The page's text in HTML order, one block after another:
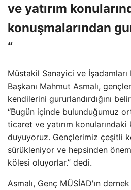
ve yatırım
konuşmalarından
“
Müstakil Sanayici ve İşadamları
Başkanı Mahmut Asmalı,
kendilerini gururlandırdığını
“Bugün içinde bulunduğumuz
ticaret ve yatırım
duyuyoruz. Gençlerimiz çeşitli
sürükleniyor ve hepsinden
kölesi oluyorlar.” dedi.
Asmalı, Genç MÜSİAD'ın